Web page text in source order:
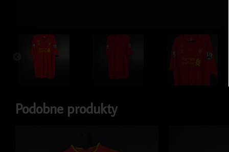
Podobne produkty